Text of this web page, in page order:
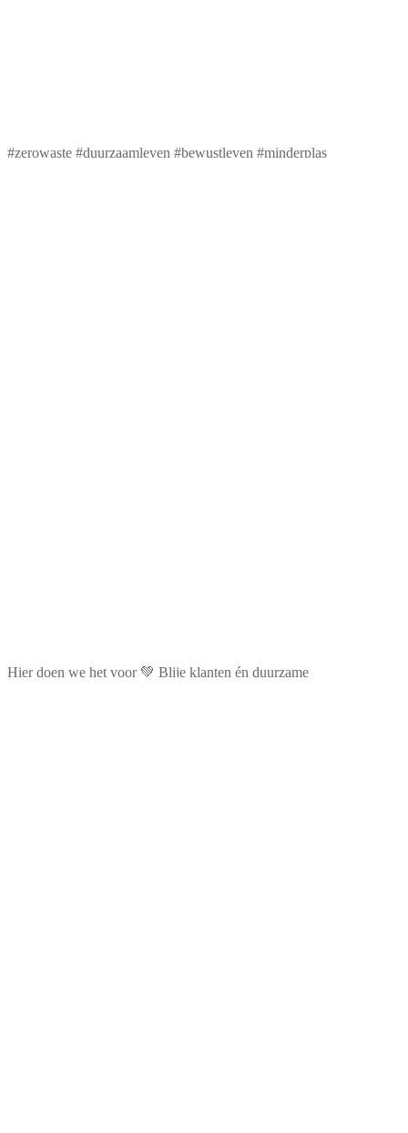
#zerowaste #duurzaamleven #bewustleven #minderplas
Hier doen we het voor 💚 Blije klanten én duurzame